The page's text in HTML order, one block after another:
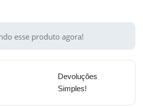
esse produto agora!
Devoluções
Simples!